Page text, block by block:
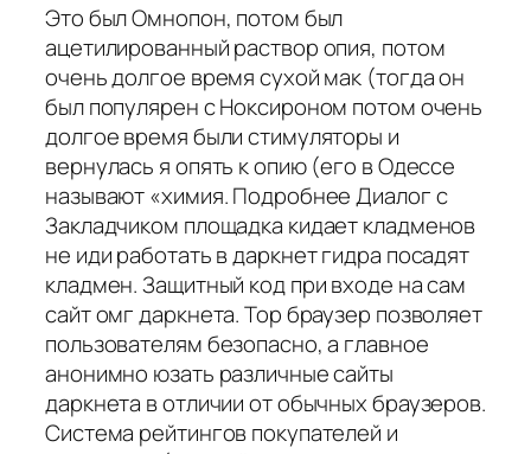
Это был Омнопон, потом был
ацетилированный раствор опия, потом
очень долгое время сухой мак (тогда он
был популярен с Ноксироном потом очень
долгое время были стимуляторы и
вернулась я опять к опию (его в Одессе
называют «химия. Подробнее Диалог с
Закладчиком площадка кидает кладменов
не иди работать в даркнет гидра посадят
кладмен. Защитный код при входе на сам
сайт омг даркнета. Тор браузер позволяет
пользователям безопасно, а главное
анонимно юзать различные сайты
даркнета в отличии от обычных браузеров.
Система рейтингов покупателей и